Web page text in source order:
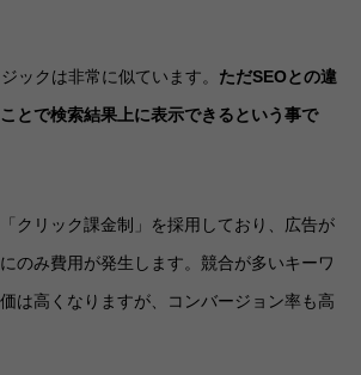
ックは非常に似ています。 ただSEOとの違
とで検索結果上に表示できるという事で
クリック課金制」を採用しており、広告が
のみ費用が発生します。競合が多いキーワ
は高くなりますが、コンバージョン率も高